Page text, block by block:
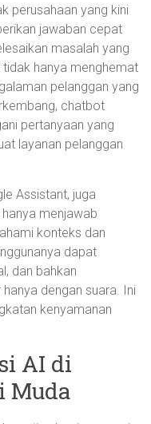
perusahaan yang kini
jawaban cepat
masalah yang
hanya menghemat
pelanggan yang
chatbot
pertanyaan yang
layanan pelanggan
Assistant, juga
menjawab
konteks dan
dapat
dan bahkan
dengan suara. Ini
kenyamanan
AI di
Muda